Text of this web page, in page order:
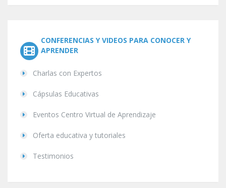
CONFERENCIAS Y VIDEOS PARA CONOCER Y
APRENDER
Charlas con Expertos
Cápsulas Educativas
Eventos Centro Virtual de Aprendizaje
Oferta educativa y tutoriales
Testimonios